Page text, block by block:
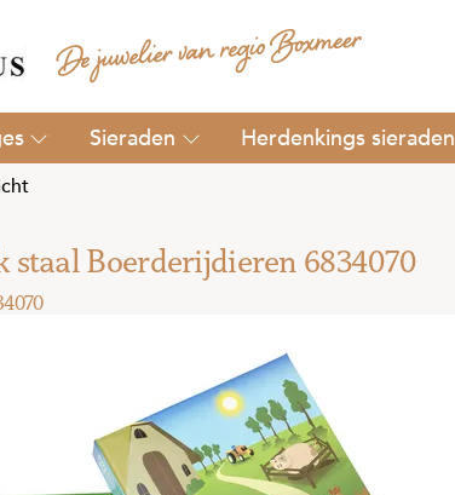
Sieraden Herdenkings sieraden
staal Boerderijdieren 6834070